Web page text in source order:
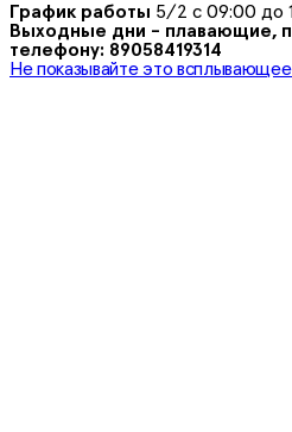
График работы 5/2 с 09:00 до
Выходные дни - плавающие,
телефону: 89058419314
Не показывайте это